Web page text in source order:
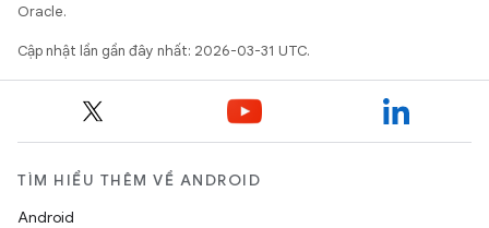
Oracle.
Cập nhật lần gần đây nhất: 2026-03-31 UTC.
TÌM HIỂU THÊM VỀ ANDROID
Android